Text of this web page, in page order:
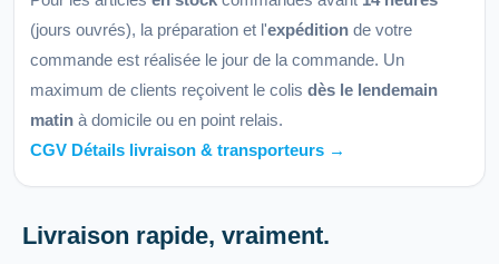
(jours ouvrés), la préparation et l'expédition de votre
commande est réalisée le jour de la commande. Un
maximum de clients reçoivent le colis dès le lendemain
matin à domicile ou en point relais.
CGV Détails livraison & transporteurs →
Livraison rapide, vraiment.